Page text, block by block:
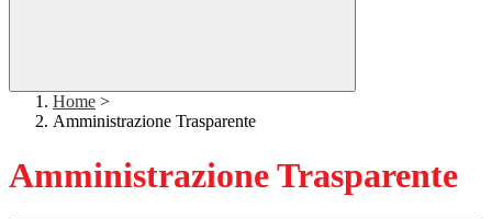
Home >
Amministrazione Trasparente
Amministrazione Trasparente